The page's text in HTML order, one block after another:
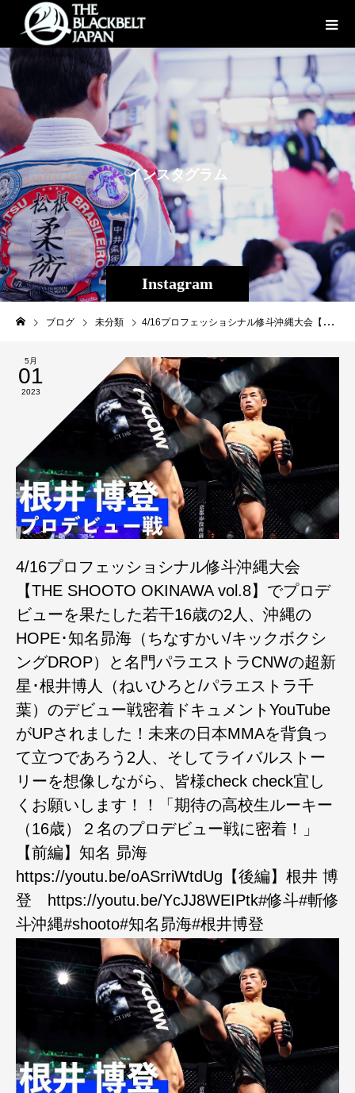
Instagram
インスタグラ ム
ブログ 未分類 4/16プロフェッショシナル修斗沖縄大会【THE SHOOTO OKINAWA vol.8】でプロデビューを果たした若干16歳の2人、沖縄のHOPE･知名昴海（ちなすかい/キックボクシングDROP）と名門パラエストラCNWの超新星･根井博人（ねいひろと/パラエストラ千葉）のデビュー戦密着ドキュメントYouTubeがUPされました！未来の日本MMAを背負って立つであろう2人、そしてライバルストーリーを想像しながら、皆様check check宜しくお願いします！！「期待の高校生ルーキー（16歳）２名のプロデビュー戦に密着！」【前編】知名 昴海 https://youtu.be/oASrriWtdUg【後編】根井 博登 https://youtu.be/YcJJ8WEIPtk#修斗#斬修斗沖縄#shooto#知名昴海#根井博登
5月
01
2023
4/16プロフェッショシナル修斗沖縄大会
【THE SHOOTO OKINAWA vol.8】でプロデ
ビューを果たした若干16歳の2人、沖縄の
HOPE･知名昴海（ちなすかい/キックボクシ
ングDROP）と名門パラエストラCNWの超新
星･根井博人（ねいひろと/パラエストラ千
葉）のデビュー戦密着ドキュメントYouTube
がUPされました！未来の日本MMAを背負っ
て立つであろう2人、そしてライバルストー
リーを想像しながら、皆様check check宜し
くお願いします！！「期待の高校生ルーキー
（16歳）２名のプロデビュー戦に密着！」
【前編】知名 昴海
https://youtu.be/oASrriWtdUg【後編】根井 博
登 https://youtu.be/YcJJ8WEIPtk#修斗#斬修
斗沖縄#shooto#知名昴海#根井博登